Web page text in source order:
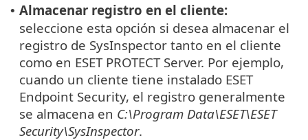
• Almacenar registro en el cliente:
seleccione esta opción si desea almacenar el
registro de SysInspector tanto en el cliente
como en ESET PROTECT Server. Por ejemplo,
cuando un cliente tiene instalado ESET
Endpoint Security, el registro generalmente
se almacena en C:\Program Data\ESET\ESET
Security\SysInspector.